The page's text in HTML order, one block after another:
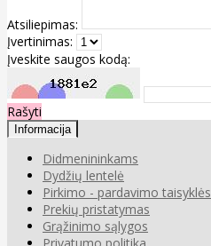
Atsiliepimas:
Įvertinimas:
Įveskite saugos kodą:
Rašyti
Informacija
Didmenininkams
Dydžių lentelė
Pirkimo - pardavimo taisyklės
Prekių pristatymas
Grąžinimo sąlygos